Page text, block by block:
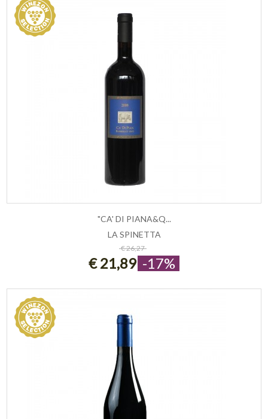
ESAURITO
"CA' DI PIANA&Q...
LA SPINETTA
€ 26,27
€ 21,89 -17%